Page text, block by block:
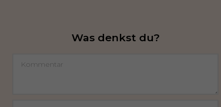
Was denkst du?